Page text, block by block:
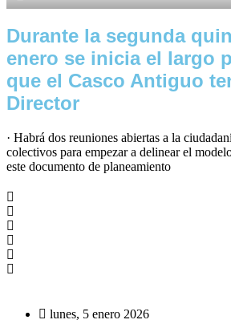
Durante la segunda
enero se inicia el largo
que el Casco Antiguo
Director
· Habrá dos reuniones abiertas a la
colectivos para empezar a delinear el
este documento de planeamiento
lunes, 5 enero 2026